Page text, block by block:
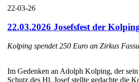
22-03-26
22.03.2026 Josefsfest der
Kolping spendet 250 Euro an Zirkus
Im Gedenken an Adolph Kolping, der
Schutz des Hl. Josef stellte gedachte die